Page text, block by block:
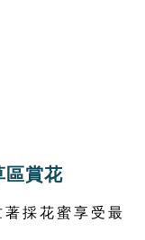
區賞花
著採花蜜享受最